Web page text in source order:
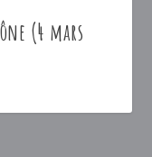
(4 mars